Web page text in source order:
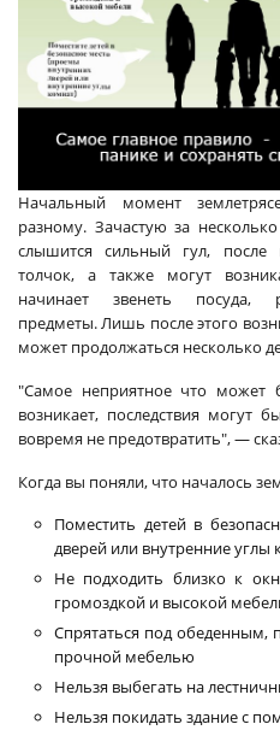
Начальный момент
разному. Зачастую за
слышится сильный гул, после
толчок, а также могут
начинает звенеть посуда,
предметы. Лишь после этого
может продолжаться несколько
"Самое неприятное что может
возникает, последствия могут
вовремя не предотвратить", —
Когда вы поняли, что началось
Поместить детей в
дверей или внутренние углы
Не подходить близко к
громоздкой и высокой
Спрятаться под обеденным,
прочной мебелью
Нельзя выбегать на
Нельзя покидать здание с